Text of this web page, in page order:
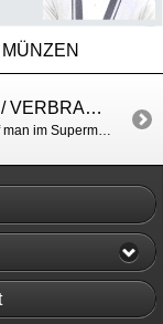
ARD – MORGENMAGAZIN / VERBRAUCHERRECHT
Thema: Einkaufen & Recht (Was darf man im Supermarkt u.a.? http://www.daserste.de/information/politik-weltgeschehen/morgenmagazin/videos/FN_moma_service_1602_nl_8000-102.html